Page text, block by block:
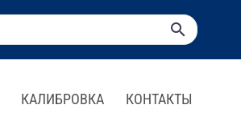
КАЛИБРОВКА КОНТАКТЫ